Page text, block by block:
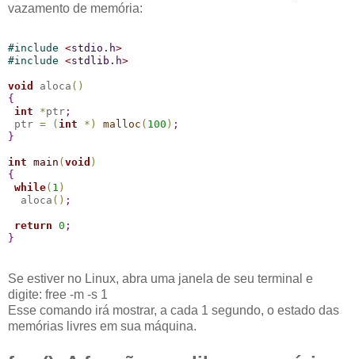
vazamento de memória:
#include <stdio.h>
#include <stdlib.h>
void aloca ( )
{
int
*ptr ;
ptr = ( int * ) malloc ( 100 ) ;
}
int main ( void )
{
while( 1 )
  aloca
( ) ;
return 0 ;
}
Se estiver no Linux, abra uma janela de seu terminal e
digite: free -m -s 1
Esse comando irá mostrar, a cada 1 segundo, o estado das
memórias livres em sua máquina.